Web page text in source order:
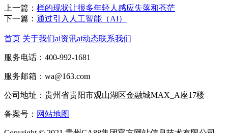
上一篇： 样的现状让很多年轻人感应失落和苍茫
下一篇： 通过引入人工智能（AI）
首页 关于我们ai资讯ai动态联系我们
服务电话：400-992-1681
服务邮箱：wa@163.com
公司地址：贵州省贵阳市观山湖区金融城MAX_A座17楼
备案号： 网站地图